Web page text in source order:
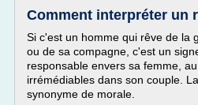
Comment interpréter un
Si c'est un homme qui rêve de la
ou de sa compagne, c'est un
responsable envers sa femme,
irrémédiables dans son couple.
synonyme de morale.